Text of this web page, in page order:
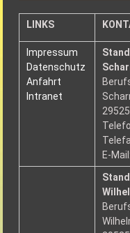
LINKS
Impressum
Datenschutz
Anfahrt
Intranet
E-